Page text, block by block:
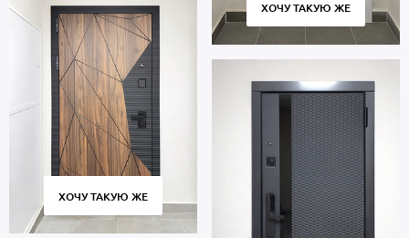
ХОЧУ ТАКУЮ ЖЕ
ХОЧУ ТАКУЮ ЖЕ